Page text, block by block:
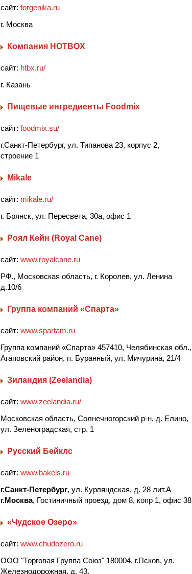
сайт: forgenika.ru
г. Москва
Компания HOTBOX
сайт: htbx.ru/
г. Казань
Пищевые ингредиенты Foodmix
сайт: foodmix.su/
г.Санкт-Петербург, ул. Типанова 23, корпус 2,
строение 1
Mikale
сайт: mikale.ru/
г. Брянск, ул. Пересвета, 30а, офис 1
Роял Кейн (Royal Cane)
сайт: www.royalcane.ru
РФ., Московская область, г. Королев, ул. Ленина
д.10/6
Группа компаний «Спарта»
сайт: www.spartam.ru
Группа компаний «Спарта» 457410, Челябинская обл.,
Агаповский район, п. Буранный, ул. Мичурина, 21/4
Зиландия (Zeelandia)
сайт: www.zeelandia.ru/
Московская область, Солнечногорский р-н, д. Елино,
ул. Зеленоградская, стр. 1
Русский Бейклс
сайт: www.bakels.ru
г.Санкт-Петербург, ул. Курляндская, д. 28 лит.А
г.Москва, Гостиничный проезд, дом 8, копр 1, офис 38
«Чудское Озеро»
сайт: www.chudozero.ru
ООО "Торговая Группа Союз" 180004, г.Псков, ул.
Железнодорожная, д. 43.